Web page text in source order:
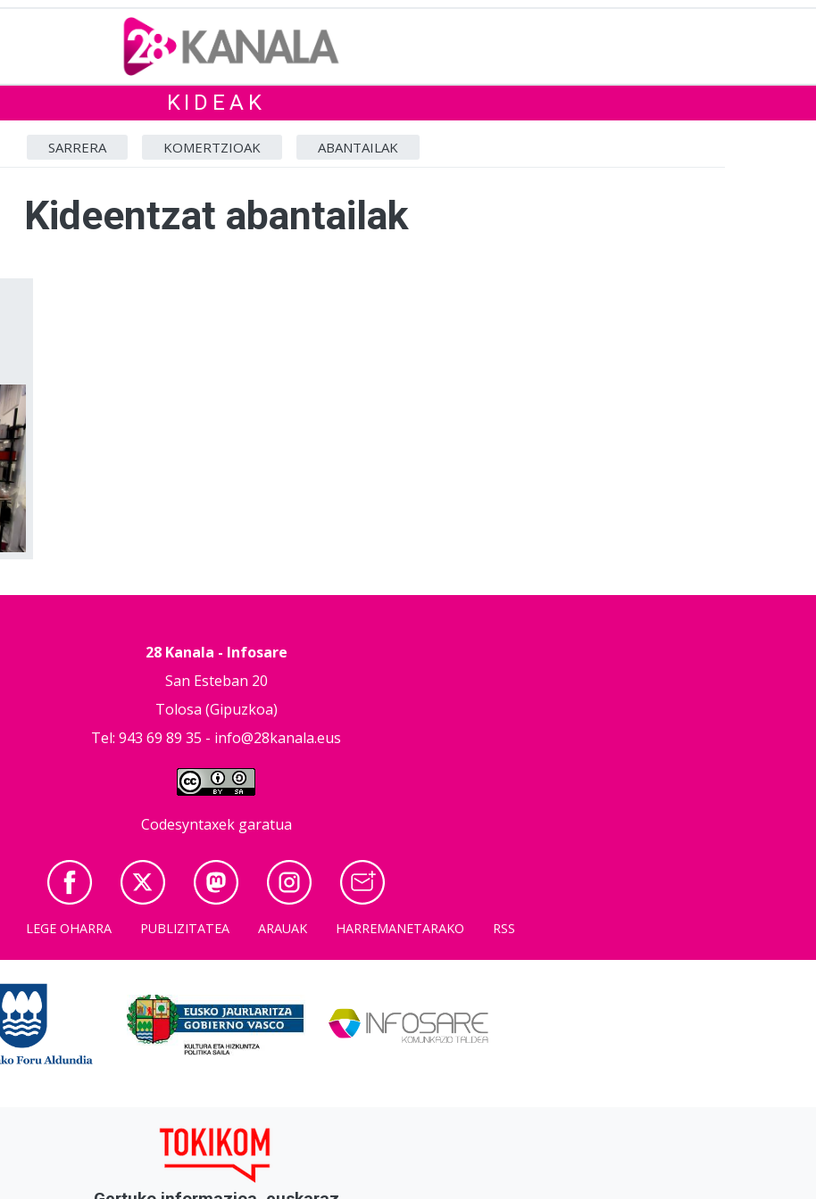
KIDEAK
SARRERA KOMERTZIOAK ABANTAILAK
Kideentzat abantailak
28 Kanala - Infosare
San Esteban 20
Tolosa (Gipuzkoa)
Tel: 943 69 89 35 - info@28kanala.eus
Codesyntaxek garatua
LEGE OHARRA PUBLIZITATEA ARAUAK HARREMANETARAKO RSS